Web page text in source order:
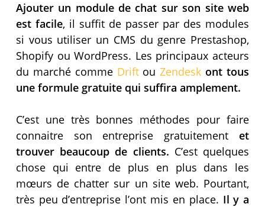
Ajouter un module de chat sur son site web
est facile, il suffit de passer par des modules
si vous utiliser un CMS du genre Prestashop,
Shopify ou WordPress. Les principaux acteurs
du marché comme DriftouZendesk ont tous
une formule gratuite qui suffira amplement.
C’est une très bonnes méthodes pour faire
connaitre son entreprise gratuitement et
trouver beaucoup de clients. C’est quelques
chose qui entre de plus en plus dans les
mœurs de chatter sur un site web. Pourtant,
très peu d’entreprise l’ont mis en place. Il y a